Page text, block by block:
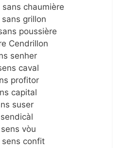
chaumière
grillon
poussière
Cendrillon
senher
caval
profitor
capital
suser
vòu
sens confit